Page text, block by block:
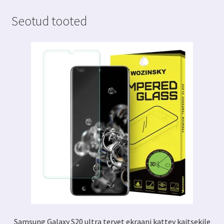
Seotud tooted
Samsung Galaxy S20 ultra tervet ekraani kattev kaitsekile